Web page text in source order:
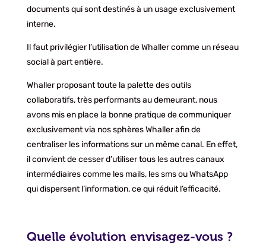
documents qui sont destinés à un usage exclusivement
interne.
Il faut privilégier l’utilisation de Whaller comme un réseau
social à part entière.
Whaller proposant toute la palette des outils
collaboratifs, très performants au demeurant, nous
avons mis en place la bonne pratique de communiquer
exclusivement via nos sphères Whaller afin de
centraliser les informations sur un même canal. En effet,
il convient de cesser d’utiliser tous les autres canaux
intermédiaires comme les mails, les sms ou WhatsApp
qui dispersent l’information, ce qui réduit l’efficacité.
Quelle évolution envisagez-vous ?